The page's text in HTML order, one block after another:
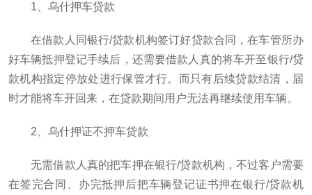
1、乌什押车贷款
在借款人同银行/贷款机构签订好贷款合同，在车管所办
好车辆抵押登记手续后，还需要借款人真的将车开至银行/贷
款机构指定停放处进行保管才行。而只有后续贷款结清，届
时才能将车开回来，在贷款期间用户无法再继续使用车辆。
2、乌什押证不押车贷款
无需借款人真的把车押在银行/贷款机构，不过客户需要
在签完合同、办完抵押后把车辆登记证书押在银行/贷款机